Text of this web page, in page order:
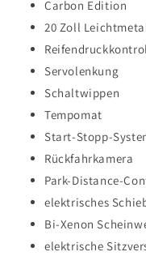
Carbon Edition
20 Zoll
Servolenkung
Schaltwippen
Tempomat
Start-Stopp-
Rückfahrkamera
Park-Distance-
elektrisches
Bi-Xenon
elektrische